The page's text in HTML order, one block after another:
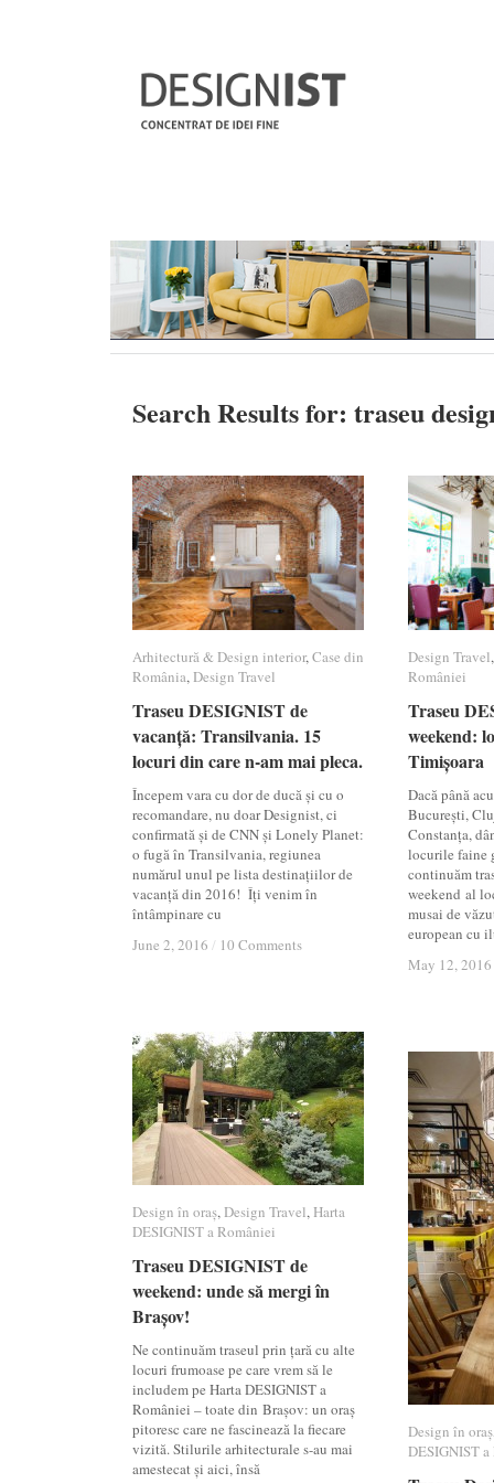
Search Results for: traseu
Arhitectură & Design interior,Case din
România,Design Travel
Traseu DESIGNIST de
vacanță: Transilvania. 15
locuri din care n-am mai pleca.
Începem vara cu dor de ducă și cu o
recomandare, nu doar Designist, ci
confirmată și de CNN și Lonely Planet:
o fugă în Transilvania, regiunea
numărul unul pe lista destinațiilor de
vacanță din 2016! Îți venim în
întâmpinare cu
June 2, 2016 / 10 Comments
Arhitectură & Design interior Case din
România Design Travel
Traseu DESIGNIST de
vacanță: Transilvania. 15
locuri din care n-am mai pleca.
June 2, 2016 / 10 Comments
Design Travel,
României
Traseu
weekend:
Timișoara
Dacă până
București,
Constanța,
locurile faine
continuăm
weekend al
musai de
european cu
May 12, 2016
Design Travel
României
Traseu
weekend:
Timișoara
May 12, 2016
Design în oraș,Design Travel, Harta
DESIGNIST a României
Traseu DESIGNIST de
weekend: unde să mergi în
Brașov!
Ne continuăm traseul prin țară cu alte
locuri frumoase pe care vrem să le
includem pe Harta DESIGNIST a
României – toate din Brașov: un oraș
pitoresc care ne fascinează la fiecare
vizită. Stilurile arhitecturale s-au mai
amestecat și aici, însă
Design în oraș Design Travel Harta
DESIGNIST a României
Traseu DESIGNIST de
weekend: unde să mergi în
Brașov!
Design în oraș
DESIGNIST
Design în oraș
DESIGNIST